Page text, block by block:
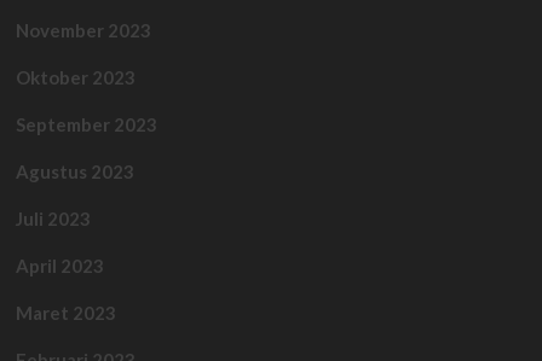
November 2023
Oktober 2023
September 2023
Agustus 2023
Juli 2023
April 2023
Maret 2023